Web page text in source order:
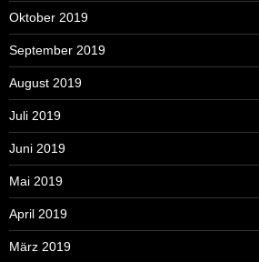
Oktober 2019
September 2019
August 2019
Juli 2019
Juni 2019
Mai 2019
April 2019
März 2019